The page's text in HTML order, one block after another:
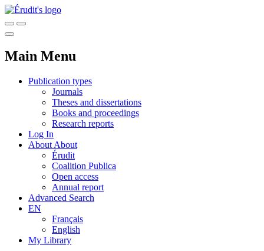
Main Menu
Publication types
Journals
Theses and dissertations
Books and proceedings
Research reports
Log In
About About
Érudit
Coalition Publica
Open access
Annual report
Advanced Search
EN
Français
English
My Library